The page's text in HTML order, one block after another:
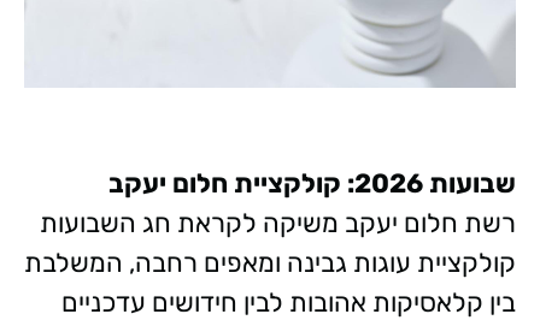
שבועות 2026: קולקציית חלום יעקב
רשת חלום יעקב משיקה לקראת חג השבועות
קולקציית עוגות גבינה ומאפים רחבה, המשלבת
בין קלאסיקות אהובות לבין חידושים עדכניים